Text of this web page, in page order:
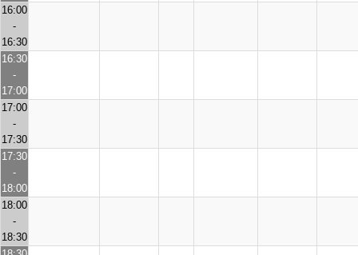
16:00
-
16:30
16:30
-
17:00
17:00
-
17:30
17:30
-
18:00
18:00
-
18:30